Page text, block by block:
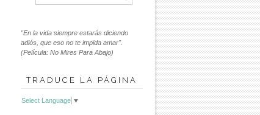
"En la vida siempre estarás diciendo
adiós, que eso no te impida amar".
(Película: No Mires Para Abajo)
TRADUCE LA PÁGINA
Select Language ▼